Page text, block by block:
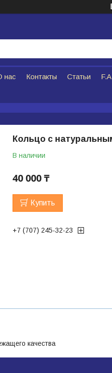
нас Контакты Статьи
Кольцо с
В наличии
40 000 ₸
Купить
+7 (707) 245-32-23
качества